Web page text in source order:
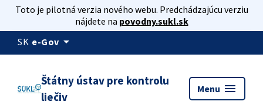
Toto je pilotná verzia nového webu. Predchádzajúcu verziu
nájdete na povodny.sukl.sk
SK e-Gov arrow_drop_down
Štátny ústav pre kontrolu
liečiv
Menu menu